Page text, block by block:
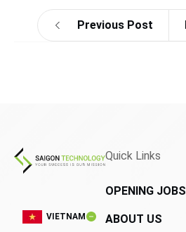
Previous Post
VIETNAM
Quick Links
OPENING JOBS
ABOUT US